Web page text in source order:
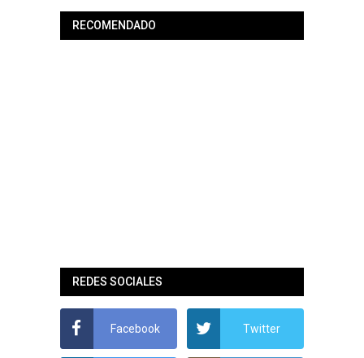
RECOMENDADO
REDES SOCIALES
Facebook Twitter